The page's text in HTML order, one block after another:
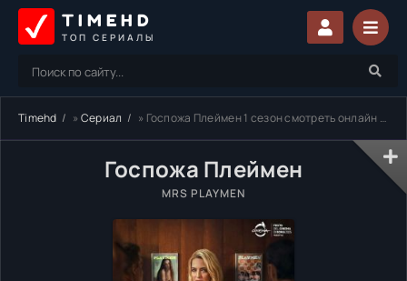
TIMEHD
ТОП СЕРИАЛЫ
Timehd »Сериал » Госпожа Плеймен 1 сезон смотреть онлайн бесплатно
Госпожа Плеймен
MRS PLAYMEN